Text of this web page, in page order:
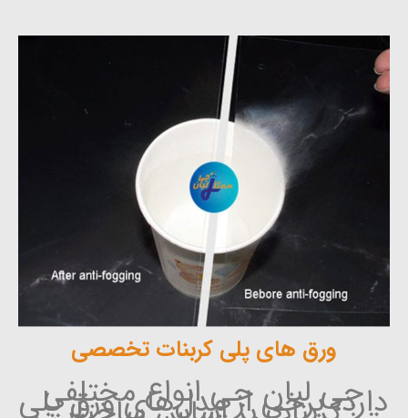
ورق های پلی کربنات تخصصی
جی لیان جی انواع مختلفی
دارد، برخی از مدل‌های ورق پلی